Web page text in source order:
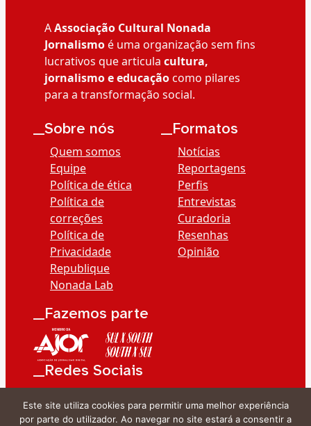
AAssociação Cultural Nonada
Jornalismoé uma organização sem fins
lucrativos que articula cultura,
jornalismo e educaçãocomo pilares
para a transformação social.
__Sobre nós
Quem somos
Equipe
Política de ética
Política de
correções
Política de
Privacidade
Republique
Nonada Lab
__Formatos
Notícias
Reportagens
Perfis
Entrevistas
Curadoria
Resenhas
Opinião
__Fazemos parte
__Redes Sociais
Este site utiliza cookies para permitir uma melhor experiência
por parte do utilizador. Ao navegar no site estará a consentir a